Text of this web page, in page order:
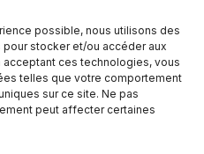
possible, nous utilisons des
stocker et/ou accéder aux
ces technologies, vous
telles que votre comportement
sur ce site. Ne pas
peut affecter certaines
9h00 à 17h30
9h00 à 20h00
9h00 à 18h00